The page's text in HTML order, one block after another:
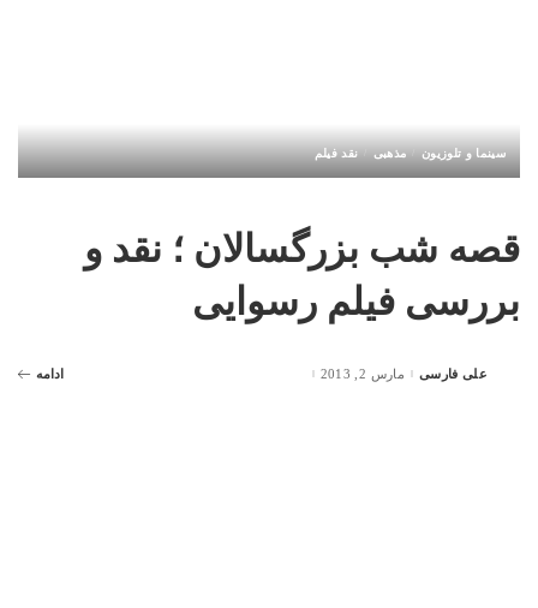
سینما و تلوزیون مذهبی نقد فیلم
قصه شب بزرگسالان ؛ نقد و
بررسی فیلم رسوایی
Postedعلی فارسی مارس 2, 2013 ادامه